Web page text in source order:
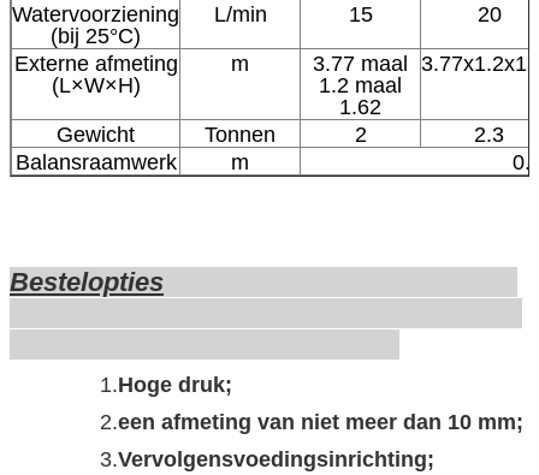
Watervoorziening
(bij 25°C)
L/min 15 20
Externe afmeting
(L×W×H)
m
3.77 maal
1.2 maal
1.62
Gewicht Tonnen 2
2.3
Balansraamwerk
m
Bestelopties
1.Hoge druk;
2.een afmeting van niet meer dan 10 mm;
3.Vervolgensvoedingsinrichting;